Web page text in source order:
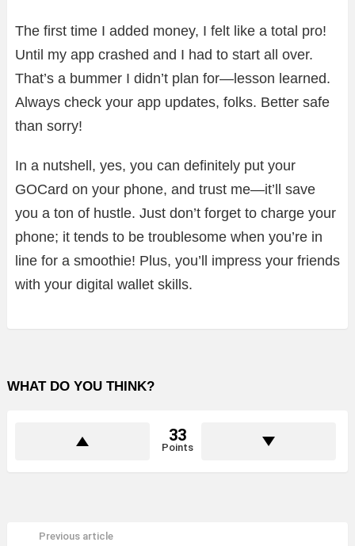
The first time I added money, I felt like a total pro!
Until my app crashed and I had to start all over.
That’s a bummer I didn’t plan for—lesson learned.
Always check your app updates, folks. Better safe
than sorry!
In a nutshell, yes, you can definitely put your
GOCard on your phone, and trust me—it’ll save
you a ton of hustle. Just don’t forget to charge your
phone; it tends to be troublesome when you’re in
line for a smoothie! Plus, you’ll impress your friends
with your digital wallet skills.
WHAT DO YOU THINK?
33
Points
Previous article